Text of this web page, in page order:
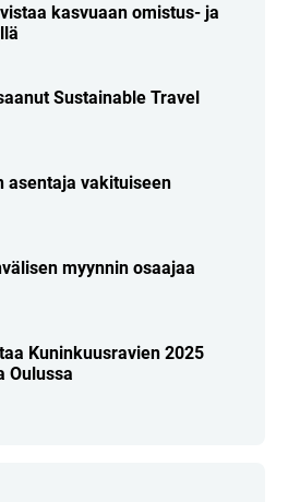
kasvuaan omistus- ja
Sustainable Travel
asentaja vakituiseen
myynnin osaajaa
Kuninkuusravien 2025
Oulussa